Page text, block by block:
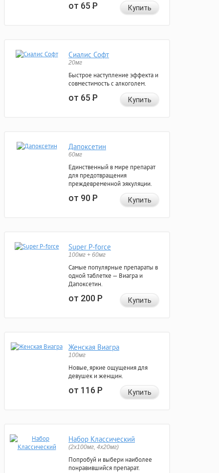
от 65Р Купить
Сиалис Софт
20мг
Быстрое наступление эффекта и
совместимость с алкоголем.
от 65Р Купить
Дапоксетин
60мг
Единственный в мире препарат
для предотвращения
преждевременной эякуляции.
от 90Р Купить
Super P-force
100мг + 60мг
Самые популярные препараты в
одной таблетке — Виагра и
Дапоксетин.
от 200Р Купить
Женская Виагра
100мг
Новые, яркие ощущения для
девушек и женщин.
от 116Р Купить
Набор Классический
(2x100мг, 4x20мг)
Попробуй и выбери наиболее
понравившийся препарат.